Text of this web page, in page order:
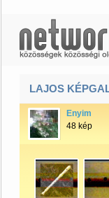
LAJOS
Enyim
48 kép